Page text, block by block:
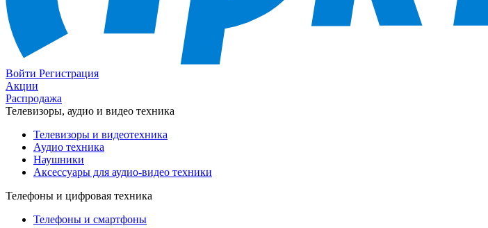
Войти Регистрация
Акции
Распродажа
Телевизоры, аудио и видео техника
Телевизоры и видеотехника
Аудио техника
Наушники
Аксессуары для аудио-видео техники
Телефоны и цифровая техника
Телефоны и смартфоны